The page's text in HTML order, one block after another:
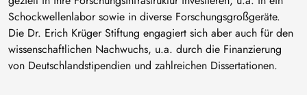
Schockwellenlabor sowie in diverse Forschungsgroßgeräte.
Die Dr. Erich Krüger Stiftung engagiert sich aber auch für den
wissenschaftlichen Nachwuchs, u.a. durch die Finanzierung
von Deutschlandstipendien und zahlreichen Dissertationen.